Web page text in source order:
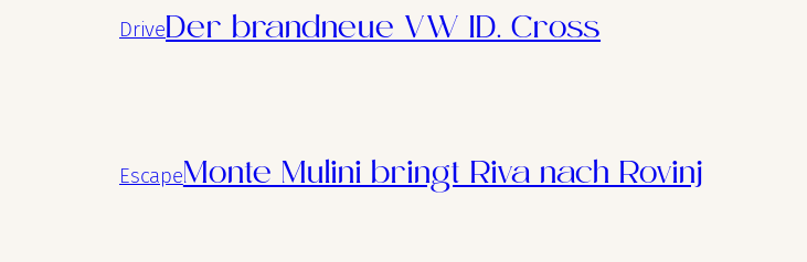
DriveDer brandneue VW ID. Cross
EscapeMonte Mulini bringt Riva nach Rovinj